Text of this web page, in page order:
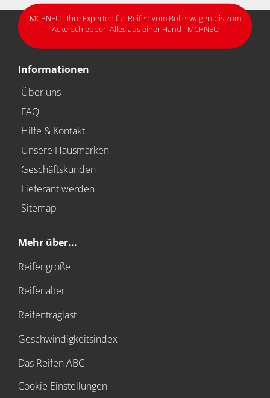
MCPNEU - Ihre Experten für Reifen vom Bollerwagen bis zum
Ackerschlepper! Alles aus einer Hand - MCPNEU
Informationen
Über uns
FAQ
Hilfe & Kontakt
Unsere Hausmarken
Geschäftskunden
Lieferant werden
Sitemap
Mehr über...
Reifengröße
Reifenalter
Reifentraglast
Geschwindigkeitsindex
Das Reifen ABC
Cookie Einstellungen